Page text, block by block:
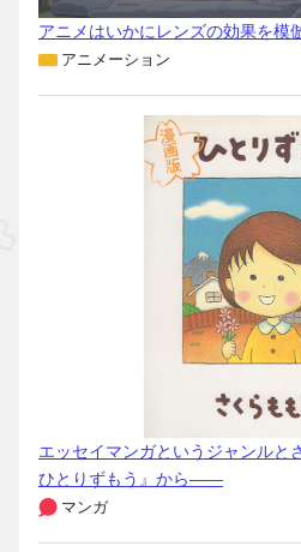
アニメはいかにレンズの効果を模
アニメーション
エッセイマンガというジャンル
ひとりずもう』から――
マンガ